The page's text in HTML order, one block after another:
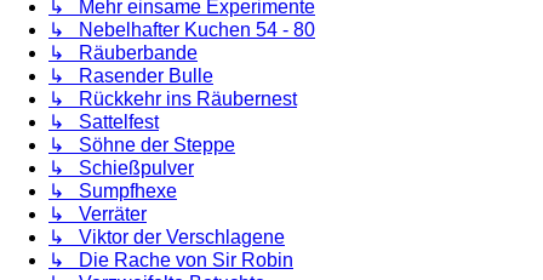
↳ Mehr einsame Experimente
↳ Nebelhafter Kuchen 54 - 80
↳ Räuberbande
↳ Rasender Bulle
↳ Rückkehr ins Räubernest
↳ Sattelfest
↳ Söhne der Steppe
↳ Schießpulver
↳ Sumpfhexe
↳ Verräter
↳ Viktor der Verschlagene
↳ Die Rache von Sir Robin